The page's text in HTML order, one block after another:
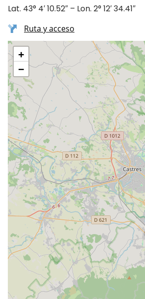
Lat. 43° 4′ 10.52″ – Lon. 2° 12′ 34.41″
Ruta y acceso
+
−